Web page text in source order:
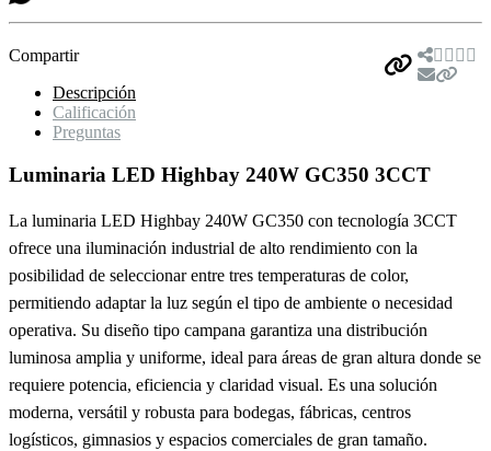
Compartir
Descripción
Calificación
Preguntas
Luminaria LED Highbay 240W GC350 3CCT
La luminaria LED Highbay 240W GC350 con tecnología 3CCT
ofrece una iluminación industrial de alto rendimiento con la
posibilidad de seleccionar entre tres temperaturas de color,
permitiendo adaptar la luz según el tipo de ambiente o necesidad
operativa. Su diseño tipo campana garantiza una distribución
luminosa amplia y uniforme, ideal para áreas de gran altura donde se
requiere potencia, eficiencia y claridad visual. Es una solución
moderna, versátil y robusta para bodegas, fábricas, centros
logísticos, gimnasios y espacios comerciales de gran tamaño.